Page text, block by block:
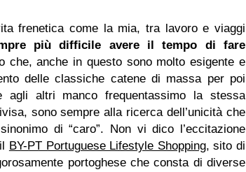
frenetica come la mia, tra lavoro e viaggi
più difficile avere il tempo di
fare
che, anche in questo sono molto esigente e
delle classiche catene di massa per poi
agli altri manco frequentassimo la stessa
sono sempre alla ricerca dell’unicità che
di “caro”. Non vi dico l’eccitazione
BY-PT Portuguese Lifestyle Shopping, sito di
portoghese che consta di diverse